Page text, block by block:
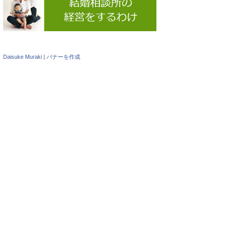
Daisuke Muraki | バナーを作成